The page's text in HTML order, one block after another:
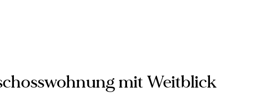
mit Weitblick